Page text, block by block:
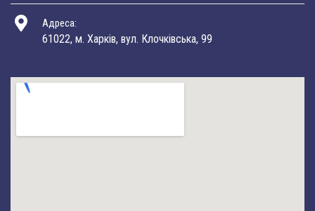
Адреса:
61022, м. Харків, вул. Клочківська, 99